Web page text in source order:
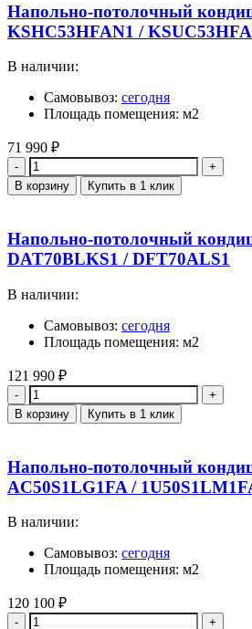
Напольно-потолочный
KSHC53HFAN1 /
В наличии:
Самовывоз: сегодня
Площадь помещения: м2
71 990 ₽
Количество
В корзину Купить в 1 клик
Напольно-потолочный
DAT70BLKS1 / DFT70ALS1
В наличии:
Самовывоз: сегодня
Площадь помещения: м2
121 990 ₽
Количество
В корзину Купить в 1 клик
Напольно-потолочный
AC50S1LG1FA /
В наличии:
Самовывоз: сегодня
Площадь помещения: м2
120 100 ₽
Количество